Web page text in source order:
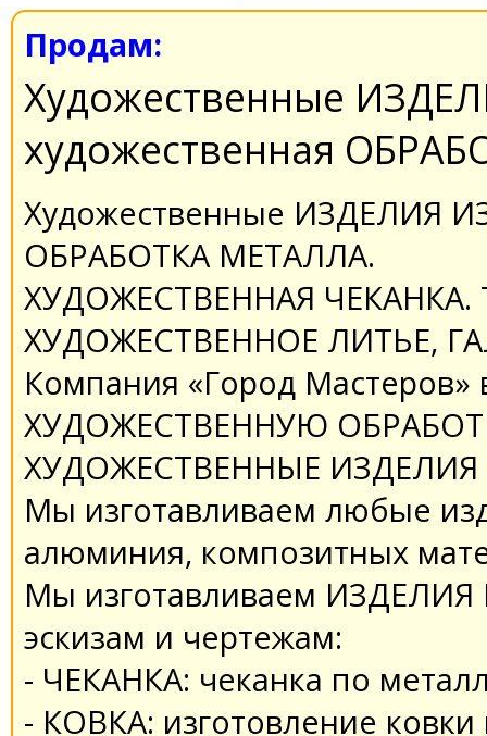
Продам:
Художественные
художественная
Художественные ИЗДЕЛИЯ
ОБРАБОТКА МЕТАЛЛА.
ХУДОЖЕСТВЕННАЯ
ХУДОЖЕСТВЕННОЕ ЛИТЬЕ,
Компания «Город Мастеров»
ХУДОЖЕСТВЕННУЮ
ХУДОЖЕСТВЕННЫЕ
Мы изготавливаем любые
алюминия, композитных
Мы изготавливаем
эскизам и чертежам:
- ЧЕКАНКА: чеканка по
- КОВКА: изготовление